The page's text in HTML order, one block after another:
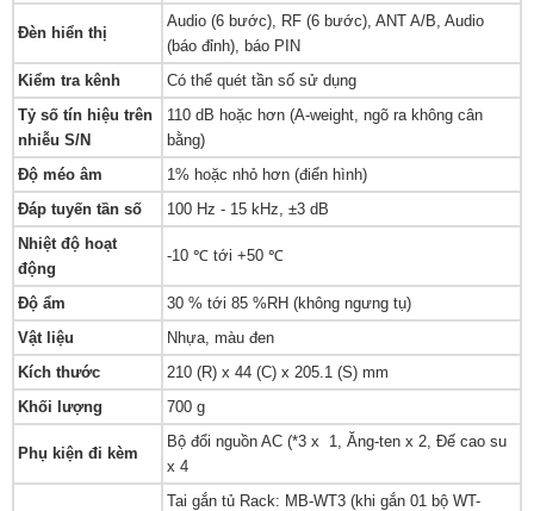
Đèn hiển thị
Audio (6 bước), RF (6 bước), ANT A/B, Audio
(báo đỉnh), báo PIN
Kiểm tra kênh
Có thể quét tần số sử dụng
Tỷ số tín hiệu trên
nhiễu S/N
110 dB hoặc hơn (A-weight, ngõ ra không cân
bằng)
Độ méo âm
1% hoặc nhỏ hơn (điển hình)
Đáp tuyến tần số
100 Hz - 15 kHz, ±3 dB
Nhiệt độ hoạt
động
-10 ℃ tới +50 ℃
Độ ẩm
30 % tới 85 %RH (không ngưng tụ)
Vật liệu
Nhựa, màu đen
Kích thước
210 (R) x 44 (C) x 205.1 (S) mm
Khối lượng
700 g
Phụ kiện đi kèm
Bộ đổi nguồn AC (*3 x 1, Ăng-ten x 2, Đế cao su
x 4
Tai gắn tủ Rack: MB-WT3 (khi gắn 01 bộ WT-